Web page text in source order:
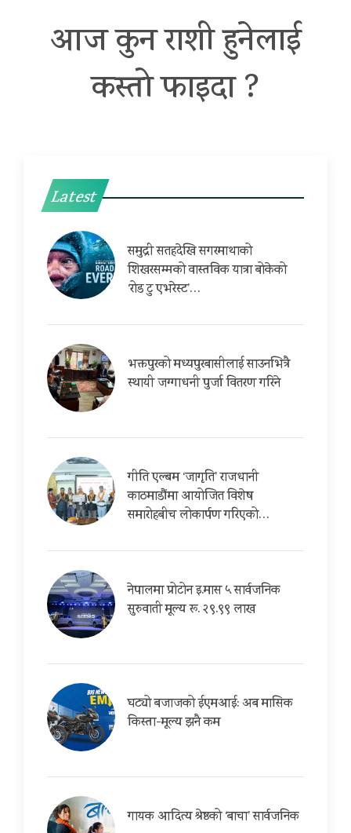
आज कुन राशी हुनेलाई
कस्तो फाइदा ?
Latest
समुद्री सतहदेखि सगरमाथाको
शिखरसम्मको वास्तविक यात्रा बोकेको
‘रोड टु एभरेस्ट’…
भक्तपुरको मध्यपुरबासीलाई साउनभित्रै
स्थायी जग्गाधनी पुर्जा वितरण गरिने
गीति एल्बम ‘जागृति’ राजधानी
काठमाडौंमा आयोजित विशेष
समारोहबीच लोकार्पण गरिएको…
नेपालमा प्रोटोन इ.मास ५ सार्वजनिक
सुरुवाती मूल्य रू. २९.९९ लाख
घट्यो बजाजको ईएमआई: अब मासिक
किस्ता-मूल्य झनै कम
गायक आदित्य श्रेष्ठको ‘बाचा’ सार्वजनिक